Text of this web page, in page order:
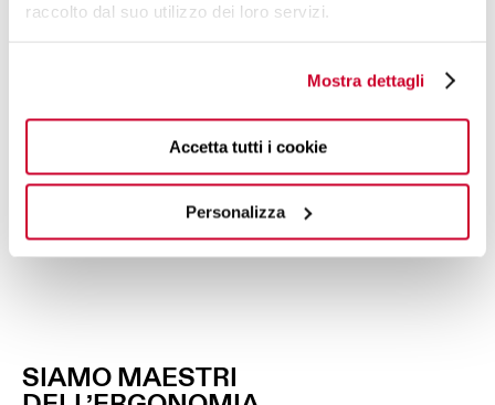
raccolto dal suo utilizzo dei loro servizi.
Mostra dettagli
Accetta tutti i cookie
Personalizza
SIAMO MAESTRI